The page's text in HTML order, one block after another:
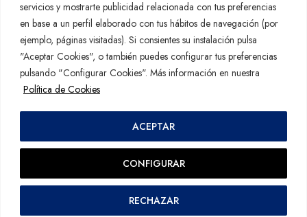
servicios y mostrarte publicidad relacionada con tus preferencias
en base a un perfil elaborado con tus hábitos de navegación (por
ejemplo, páginas visitadas). Si consientes su instalación pulsa
"Aceptar Cookies", o también puedes configurar tus preferencias
pulsando "Configurar Cookies". Más información en nuestra
Política de Cookies
CONFIGURAR
RECHAZAR
ACEPTAR
Aviso Legal·Política de Privacidad·Política de Cookies
Inscrito enbuscadorprofesional.comdeThesauro